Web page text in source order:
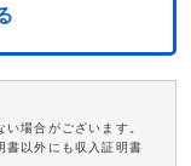
場合がございます。
以外にも収入証明書